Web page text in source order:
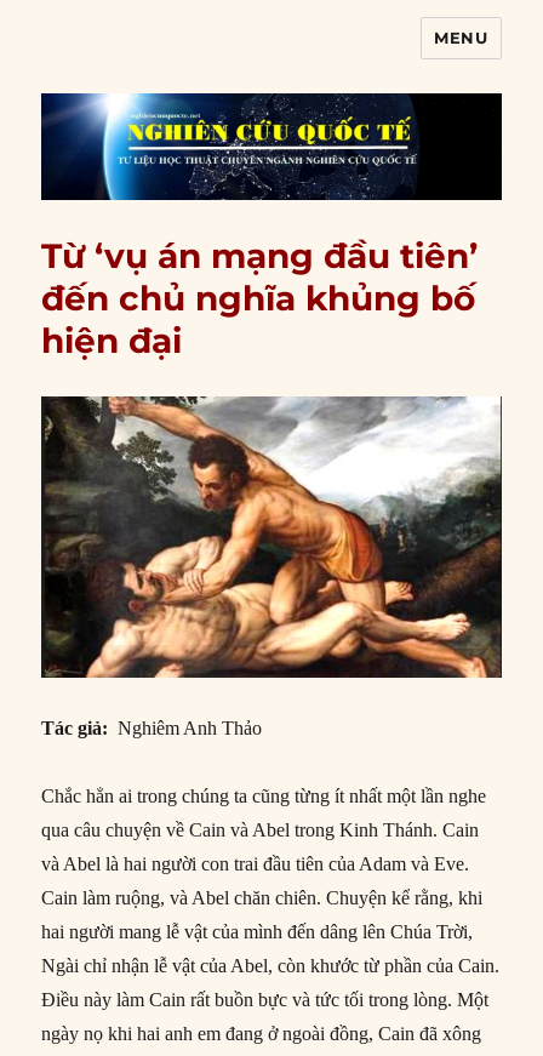
MENU
Từ ‘vụ án mạng đầu tiên’
đến chủ nghĩa khủng bố
hiện đại
Tác giả:Nghiêm Anh Thảo
Chắc hẳn ai trong chúng ta cũng từng ít nhất một lần nghe
qua câu chuyện về Cain và Abel trong Kinh Thánh. Cain
và Abel là hai người con trai đầu tiên của Adam và Eve.
Cain làm ruộng, và Abel chăn chiên. Chuyện kể rằng, khi
hai người mang lễ vật của mình đến dâng lên Chúa Trời,
Ngài chỉ nhận lễ vật của Abel, còn khước từ phần của Cain.
Điều này làm Cain rất buồn bực và tức tối trong lòng. Một
ngày nọ khi hai anh em đang ở ngoài đồng, Cain đã xông